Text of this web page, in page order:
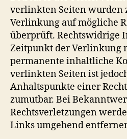
verlinkten Seiten wurden
Verlinkung auf mögliche
überprüft. Rechtswidrige
Zeitpunkt der Verlinkung
permanente inhaltliche
verlinkten Seiten ist
Anhaltspunkte einer
zumutbar. Bei
Rechtsverletzungen
Links umgehend